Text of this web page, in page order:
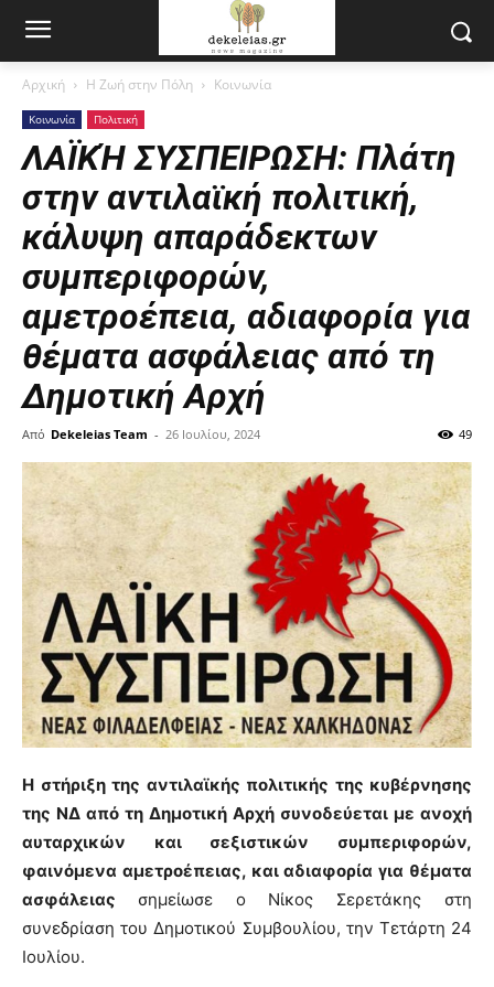
Αρχική Η Ζωή στην Πόλη Κοινωνία
Κοινωνία Πολιτική
ΛΑΪΚΉ ΣΥΣΠΕΙΡΩΣΗ: Πλάτη
στην αντιλαϊκή πολιτική,
κάλυψη απαράδεκτων
συμπεριφορών,
αμετροέπεια, αδιαφορία για
θέματα ασφάλειας από τη
Δημοτική Αρχή
Από Dekeleias Team - 26 Ιουλίου, 2024 49
Η στήριξη της αντιλαϊκής πολιτικής της κυβέρνησης
της ΝΔ από τη Δημοτική Αρχή συνοδεύεται με ανοχή
αυταρχικών και σεξιστικών συμπεριφορών,
φαινόμενα αμετροέπειας, και αδιαφορία για θέματα
ασφάλειας σημείωσε ο Νίκος Σερετάκης στη
συνεδρίαση του Δημοτικού Συμβουλίου, την Τετάρτη 24
Ιουλίου.